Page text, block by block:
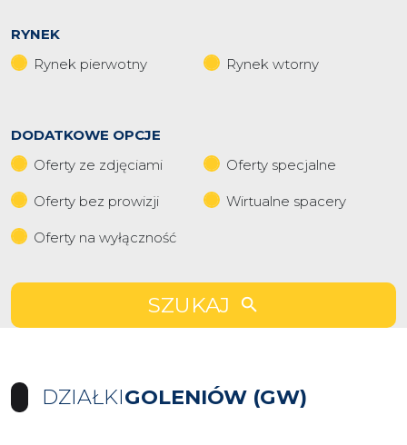
RYNEK
Rynek pierwotny
Rynek wtorny
DODATKOWE OPCJE
Oferty ze zdjęciami
Oferty specjalne
Oferty bez prowizji Wirtualne spacery
Oferty na wyłączność
SZUKAJ
DZIAŁKIGOLENIÓW (GW)